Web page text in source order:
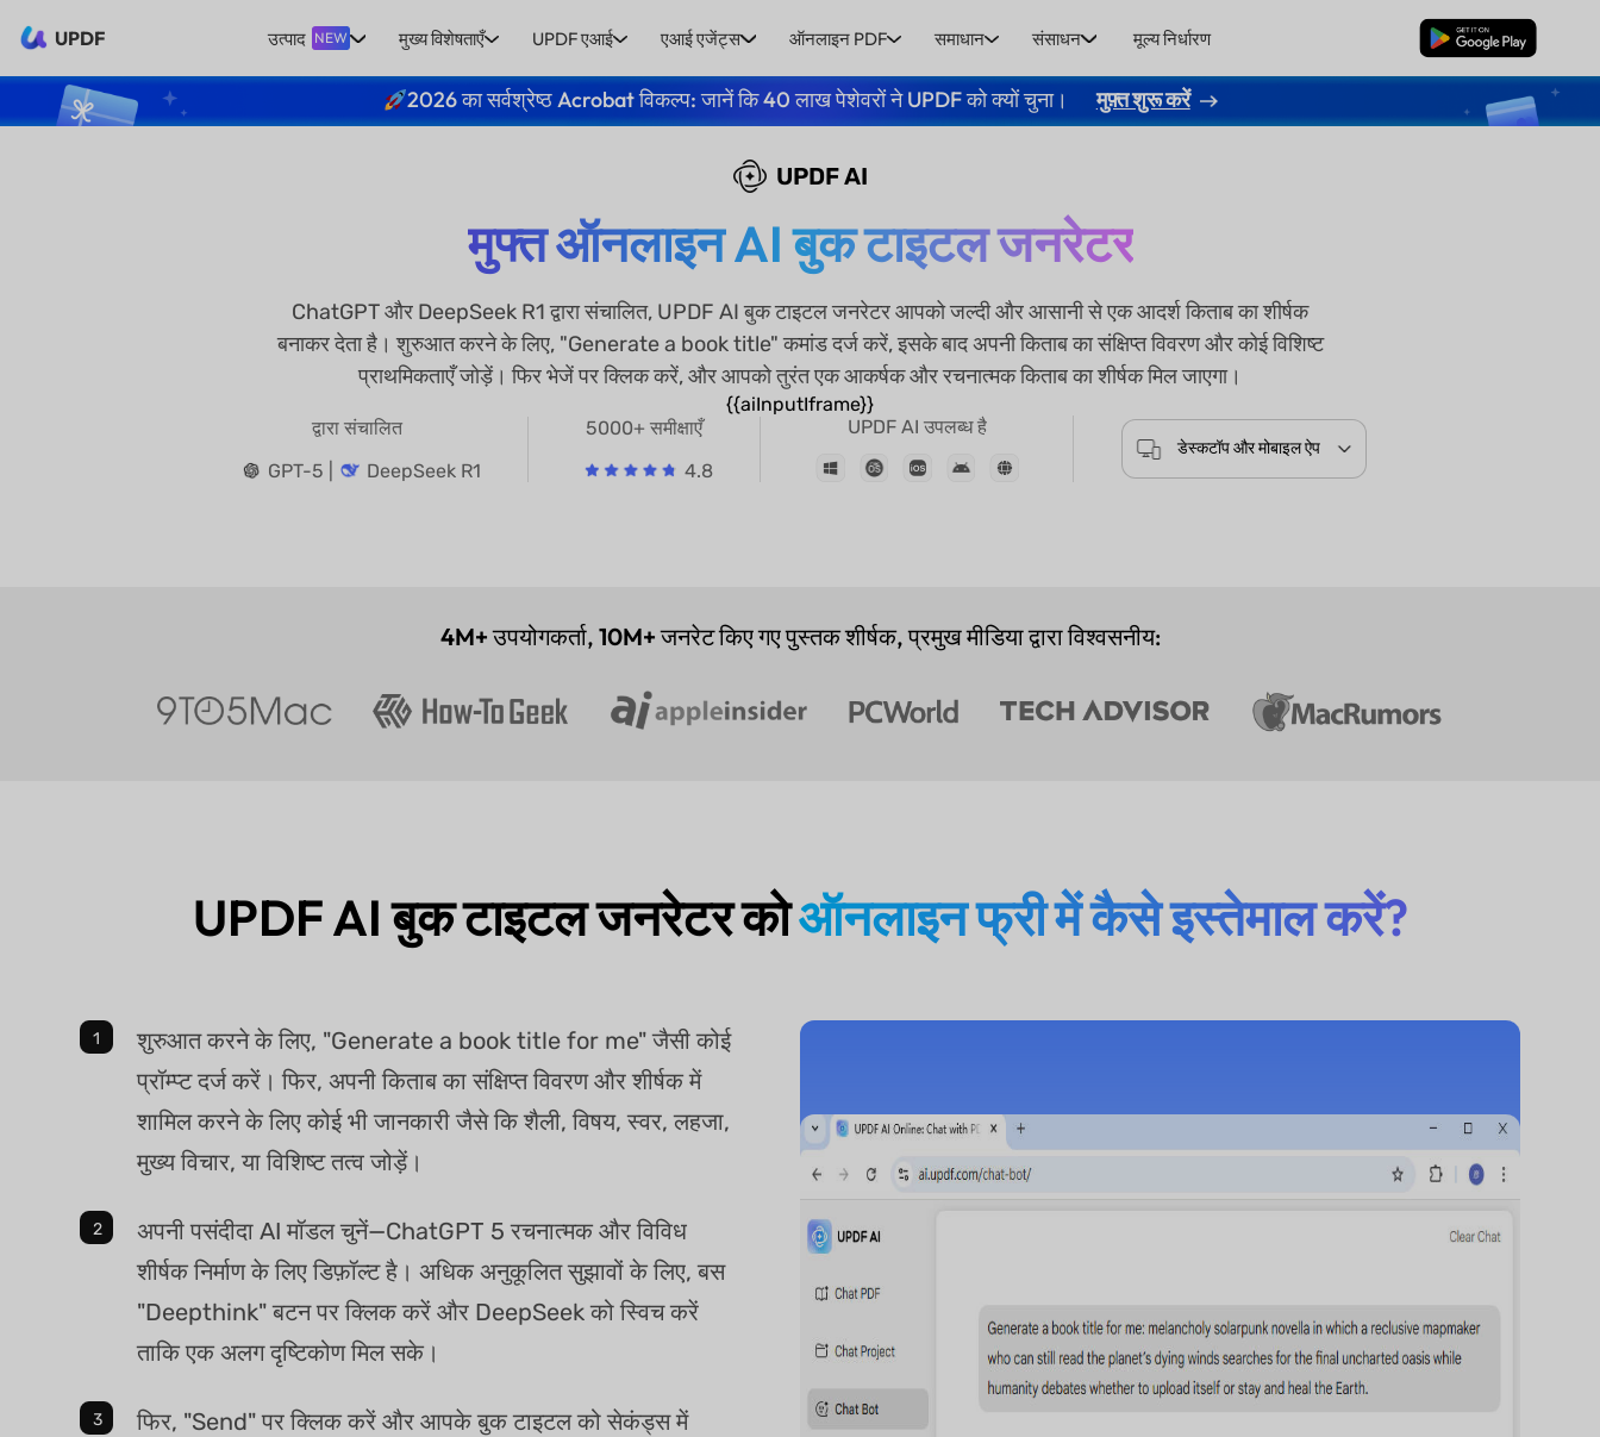
UPDF उत्पाद NEW मुख्य विशेषताएँ UPDF एआई एआई एजेंट्स ऑनलाइन PDF समाधान संसाधन मूल्य निर्धारण मुफ्त डाउनलोड
2026 का सर्वश्रेष्ठ Acrobat विकल्प: जानें कि 40 लाख पेशेवरों ने UPDF को क्यों चुना। मुफ़्त शुरू करें
UPDF AI
मुफ्त ऑनलाइन AI बुक टाइटल जनरेटर
ChatGPT और DeepSeek R1 द्वारा संचालित, UPDF AI बुक टाइटल जनरेटर आपको जल्दी और आसानी से एक आदर्श किताब का शीर्षक
बनाकर देता है। शुरुआत करने के लिए, "Generate a book title" कमांड दर्ज करें, इसके बाद अपनी किताब का संक्षिप्त विवरण और कोई विशिष्ट
प्राथमिकताएँ जोड़ें। फिर भेजें पर क्लिक करें, और आपको तुरंत एक आकर्षक और रचनात्मक किताब का शीर्षक मिल जाएगा।
{{aiInputIframe}}
द्वारा संचालित
GPT-5 |
DeepSeek R1
5000+ समीक्षाएँ
4.8
UPDF AI उपलब्ध है
डेस्कटॉप और मोबाइल ऐप
4M+उपयोगकर्ता, 10M+जनरेट किए गए पुस्तक शीर्षक, प्रमुख मीडिया द्वारा विश्वसनीय:
UPDF AI बुक टाइटल जनरेटर कोऑनलाइन फ्री में कैसे इस्तेमाल करें?
शुरुआत करने के लिए, "Generate a book title for me" जैसी कोई
प्रॉम्प्ट दर्ज करें। फिर, अपनी किताब का संक्षिप्त विवरण और शीर्षक में
शामिल करने के लिए कोई भी जानकारी जैसे कि शैली, विषय, स्वर, लहजा,
मुख्य विचार, या विशिष्ट तत्व जोड़ें।
अपनी पसंदीदा AI मॉडल चुनें—ChatGPT 5 रचनात्मक और विविध
शीर्षक निर्माण के लिए डिफ़ॉल्ट है। अधिक अनुकूलित सुझावों के लिए, बस
"Deepthink" बटन पर क्लिक करें और DeepSeek को स्विच करें
ताकि एक अलग दृष्टिकोण मिल सके।
फिर, "Send" पर क्लिक करें और आपके बुक टाइटल को सेकंड्स में